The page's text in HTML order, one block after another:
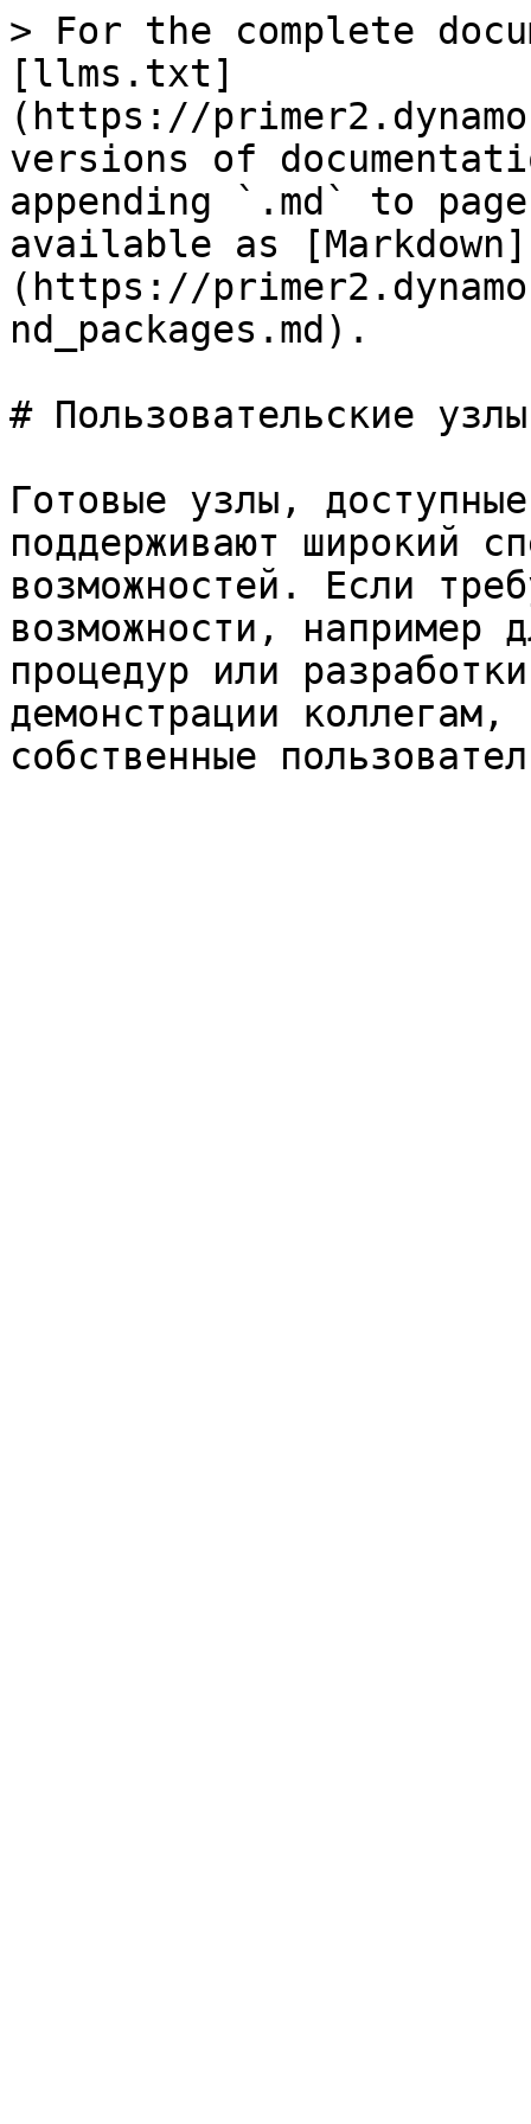
> For the complete
[llms.txt]
(https://
versions of
appending `.md` to
available as [Markdown]
(https://
nd_packages.md).
# Пользовательские
Готовые узлы,
поддерживают широкий
возможностей. Если
возможности, например
процедур или
демонстрации коллегам,